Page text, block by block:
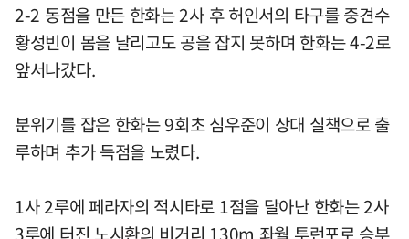
2-2 동점을 만든 한화는 2사 후 허인서의 타구를 중견수
황성빈이 몸을 날리고도 공을 잡지 못하며 한화는 4-2로
앞서나갔다.
분위기를 잡은 한화는 9회초 심우준이 상대 실책으로 출
루하며 추가 득점을 노렸다.
1사 2루에 페라자의 적시타로 1점을 달아난 한화는 2사
3루에 터진 노시환의 비거리 130m 좌월 투런포로 승부